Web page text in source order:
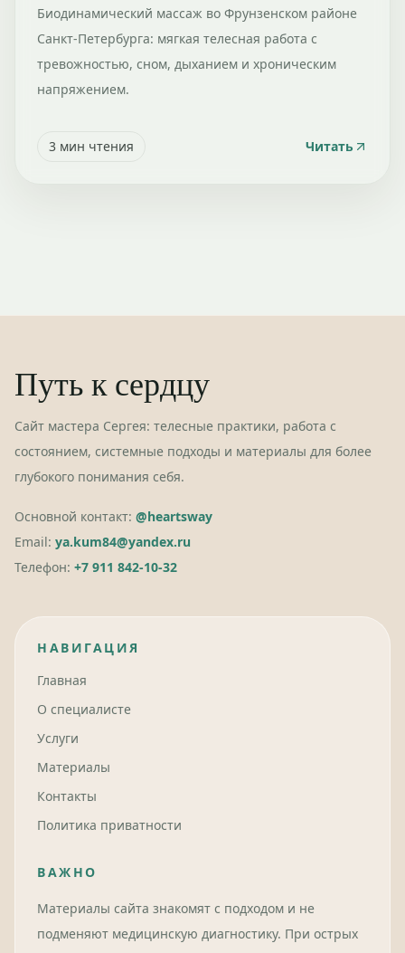
Биодинамический массаж во Фрунзенском районе
Санкт-Петербурга: мягкая телесная работа с
тревожностью, сном, дыханием и хроническим
напряжением.
3 мин чтения Читать
Путь к сердцу
Сайт мастера Сергея: телесные практики, работа с
состоянием, системные подходы и материалы для более
глубокого понимания себя.
Основной контакт: @heartsway
Email: ya.kum84@yandex.ru
Телефон: +7 911 842-10-32
НАВИГАЦИЯ
Главная
О специалисте
Услуги
Материалы
Контакты
Политика приватности
ВАЖНО
Материалы сайта знакомят с подходом и не
подменяют медицинскую диагностику. При острых